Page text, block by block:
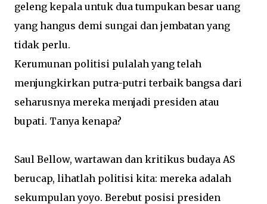
geleng kepala untuk dua tumpukan besar uang
yang hangus demi sungai dan jembatan yang
tidak perlu.
Kerumunan politisi pulalah yang telah
menjungkirkan putra-putri terbaik bangsa dari
seharusnya mereka menjadi presiden atau
bupati. Tanya kenapa?
Saul Bellow, wartawan dan kritikus budaya AS
berucap, lihatlah politisi kita: mereka adalah
sekumpulan yoyo. Berebut posisi presiden